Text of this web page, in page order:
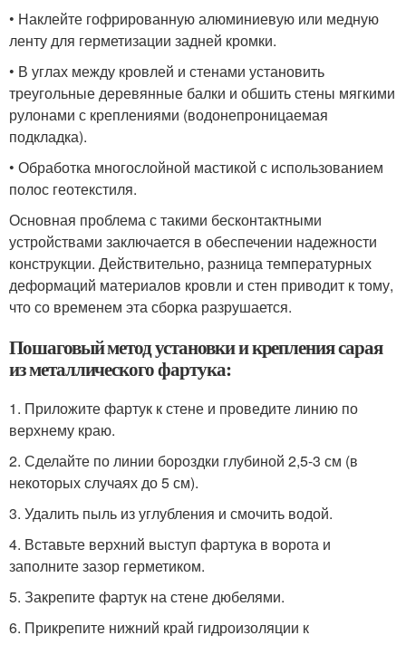
• Наклейте гофрированную алюминиевую или медную
ленту для герметизации задней кромки.
• В углах между кровлей и стенами установить
треугольные деревянные балки и обшить стены мягкими
рулонами с креплениями (водонепроницаемая
подкладка).
• Обработка многослойной мастикой с использованием
полос геотекстиля.
Основная проблема с такими бесконтактными
устройствами заключается в обеспечении надежности
конструкции. Действительно, разница температурных
деформаций материалов кровли и стен приводит к тому,
что со временем эта сборка разрушается.
Пошаговый метод установки и крепления сарая
из металлического фартука:
1. Приложите фартук к стене и проведите линию по
верхнему краю.
2. Сделайте по линии бороздки глубиной 2,5-3 см (в
некоторых случаях до 5 см).
3. Удалить пыль из углубления и смочить водой.
4. Вставьте верхний выступ фартука в ворота и
заполните зазор герметиком.
5. Закрепите фартук на стене дюбелями.
6. Прикрепите нижний край гидроизоляции к